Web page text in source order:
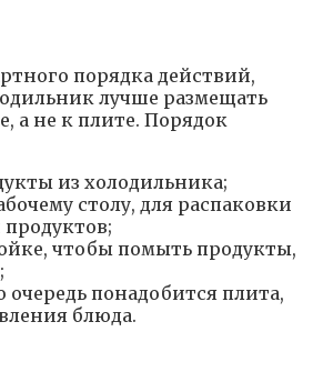
порядка действий,
лучше размещать
а не к плите. Порядок
из холодильника;
столу, для распаковки
чтобы помыть продукты,
понадобится плита,
блюда.